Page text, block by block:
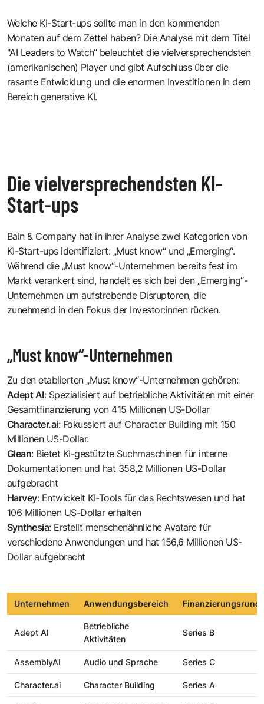
Welche KI-Start-ups sollte man in den kommenden
Monaten auf dem Zettel haben? Die Analyse mit dem Titel
"AI Leaders to Watch“ beleuchtet die vielversprechendsten
(amerikanischen) Player und gibt Aufschluss über die
rasante Entwicklung und die enormen Investitionen in dem
Bereich generative KI.
Die vielversprechendsten KI-
Start-ups
Bain & Company hat in ihrer Analyse zwei Kategorien von
KI-Start-ups identifiziert: „Must know“ und „Emerging“.
Während die „Must know“-Unternehmen bereits fest im
Markt verankert sind, handelt es sich bei den „Emerging“-
Unternehmen um aufstrebende Disruptoren, die
zunehmend in den Fokus der Investor:innen rücken.
„Must know“-Unternehmen
Zu den etablierten „Must know“-Unternehmen gehören:
Adept AI: Spezialisiert auf betriebliche Aktivitäten mit einer
Gesamtfinanzierung von 415 Millionen US-Dollar
Character.ai: Fokussiert auf Character Building mit 150
Millionen US-Dollar.
Glean: Bietet KI-gestützte Suchmaschinen für interne
Dokumentationen und hat 358,2 Millionen US-Dollar
aufgebracht
Harvey: Entwickelt KI-Tools für das Rechtswesen und hat
106 Millionen US-Dollar erhalten
Synthesia: Erstellt menschenähnliche Avatare für
verschiedene Anwendungen und hat 156,6 Millionen US-
Dollar aufgebracht
Unternehmen Anwendungsbereich
Adept AI
Betriebliche
Aktivitäten
Series B
AssemblyAI Audio und Sprache Series C
Character.ai Character Building Series A